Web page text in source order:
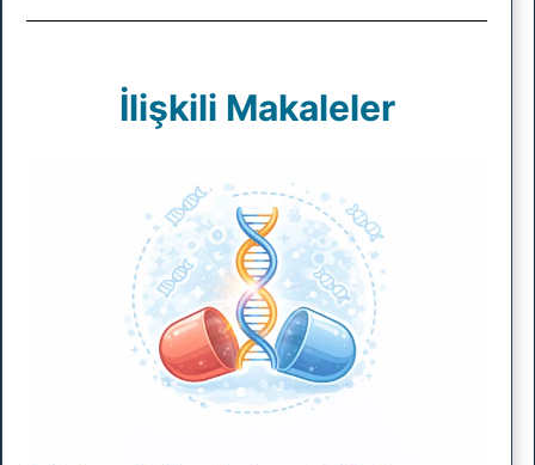
İlişkili Makaleler